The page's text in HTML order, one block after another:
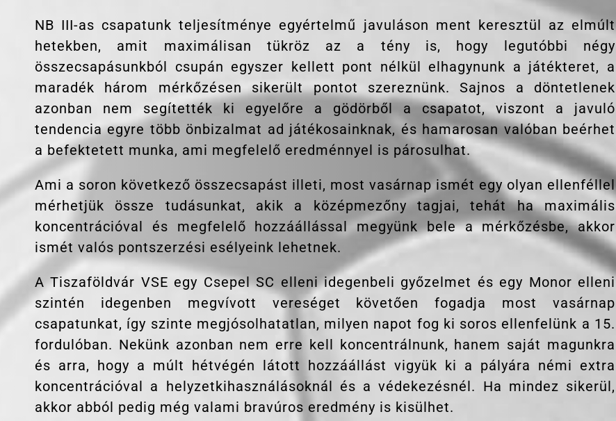
NB III-as csapatunk teljesítménye egyértelmű javuláson ment keresztül az elmúlt
hetekben, amit maximálisan tükröz az a tény is, hogy legutóbbi négy
összecsapásunkból csupán egyszer kellett pont nélkül elhagynunk a játékteret, a
maradék három mérkőzésen sikerült pontot szereznünk. Sajnos a döntetlenek
azonban nem segítették ki egyelőre a gödörből a csapatot, viszont a javuló
tendencia egyre több önbizalmat ad játékosainknak, és hamarosan valóban beérhet
a befektetett munka, ami megfelelő eredménnyel is párosulhat.
Ami a soron következő összecsapást illeti, most vasárnap ismét egy olyan ellenféllel
mérhetjük össze tudásunkat, akik a középmezőny tagjai, tehát ha maximális
koncentrációval és megfelelő hozzáállással megyünk bele a mérkőzésbe, akkor
ismét valós pontszerzési esélyeink lehetnek.
A Tiszaföldvár VSE egy Csepel SC elleni idegenbeli győzelmet és egy Monor elleni
szintén idegenben megvívott vereséget követően fogadja most vasárnap
csapatunkat, így szinte megjósolhatatlan, milyen napot fog ki soros ellenfelünk a 15.
fordulóban. Nekünk azonban nem erre kell koncentrálnunk, hanem saját magunkra
és arra, hogy a múlt hétvégén látott hozzáállást vigyük ki a pályára némi extra
koncentrációval a helyzetkihasználásoknál és a védekezésnél. Ha mindez sikerül,
akkor abból pedig még valami bravúros eredmény is kisülhet.